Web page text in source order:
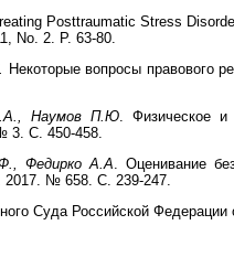
Posttraumatic Stress
No. 2. P. 63-80.
Некоторые вопросы правового
Наумов П.Ю. Физическое и
3. С. 450-458.
Федирко А.А . Оценивание
№ 658. С. 239-247.
Суда Российской